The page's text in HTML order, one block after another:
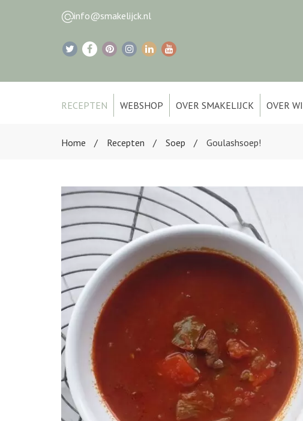
info@smakelijck.nl
RECEPTEN WEBSHOP OVER SMAKELIJCK OVER
Home Recepten Soep Goulashsoep!